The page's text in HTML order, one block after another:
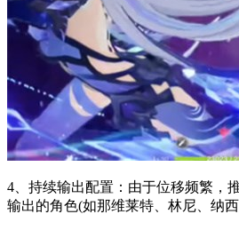
4、持续输出配置：由于位移频繁，
输出的角色(如那维莱特、林尼、纳西